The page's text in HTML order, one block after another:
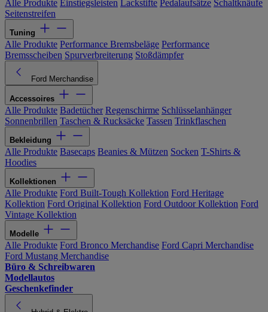
Alle Produkte Einstiegsleisten Lackstifte Pedalaufsätze Schaltknäufe
Seitenstreifen
Tuning
Alle Produkte Performance Bremsbeläge Performance
Bremsscheiben Spurverbreiterung Stoßdämpfer
Ford Merchandise
Accessoires
Alle Produkte Badetücher Regenschirme Schlüsselanhänger
Sonnenbrillen Taschen & Rucksäcke Tassen Trinkflaschen
Bekleidung
Alle Produkte Basecaps Beanies & Mützen Socken T-Shirts &
Hoodies
Kollektionen
Alle Produkte Ford Built-Tough Kollektion Ford Heritage
Kollektion Ford Original Kollektion Ford Outdoor Kollektion Ford
Vintage Kollektion
Modelle
Alle Produkte Ford Bronco Merchandise Ford Capri Merchandise
Ford Mustang Merchandise
Büro & Schreibwaren
Modellautos
Geschenkefinder